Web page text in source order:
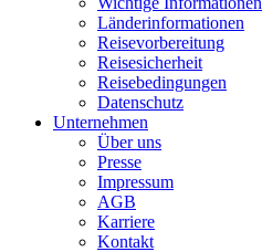
Länderinformationen
Reisevorbereitung
Reisesicherheit
Reisebedingungen
Datenschutz
Unternehmen
Über uns
Presse
Impressum
AGB
Karriere
Kontakt